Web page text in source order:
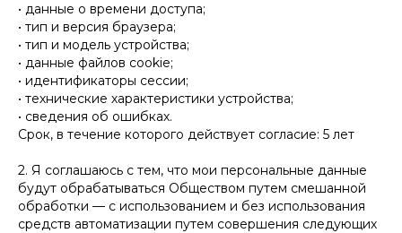
• данные о времени доступа;
• тип и версия браузера;
• тип и модель устройства;
• данные файлов cookie;
• идентификаторы сессии;
• технические характеристики устройства;
• сведения об ошибках.
Срок, в течение которого действует согласие: 5 лет
2. Я соглашаюсь с тем, что мои персональные данные
будут обрабатываться Обществом путем смешанной
обработки — с использованием и без использования
средств автоматизации путем совершения следующих